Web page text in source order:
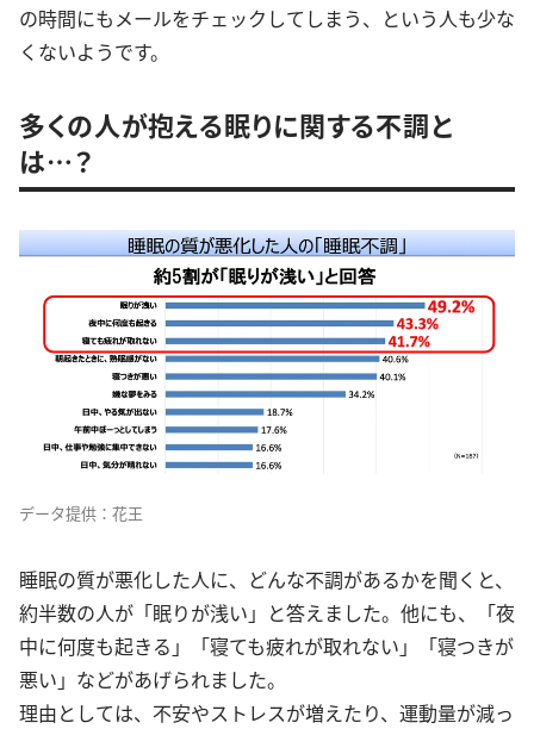
の時間にもメールをチェックしてしまう、という人も少な
くないようです。
多くの人が抱える眠りに関する不調と
は…？
データ提供：花王
睡眠の質が悪化した人に、どんな不調があるかを聞くと、
約半数の人が「眠りが浅い」と答えました。他にも、「夜
中に何度も起きる」「寝ても疲れが取れない」「寝つきが
悪い」などがあげられました。
理由としては、不安やストレスが増えたり、運動量が減っ